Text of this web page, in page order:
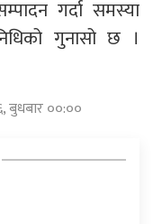
गर्दा समस्या
गुनासो छ ।
बुधबार ००:००